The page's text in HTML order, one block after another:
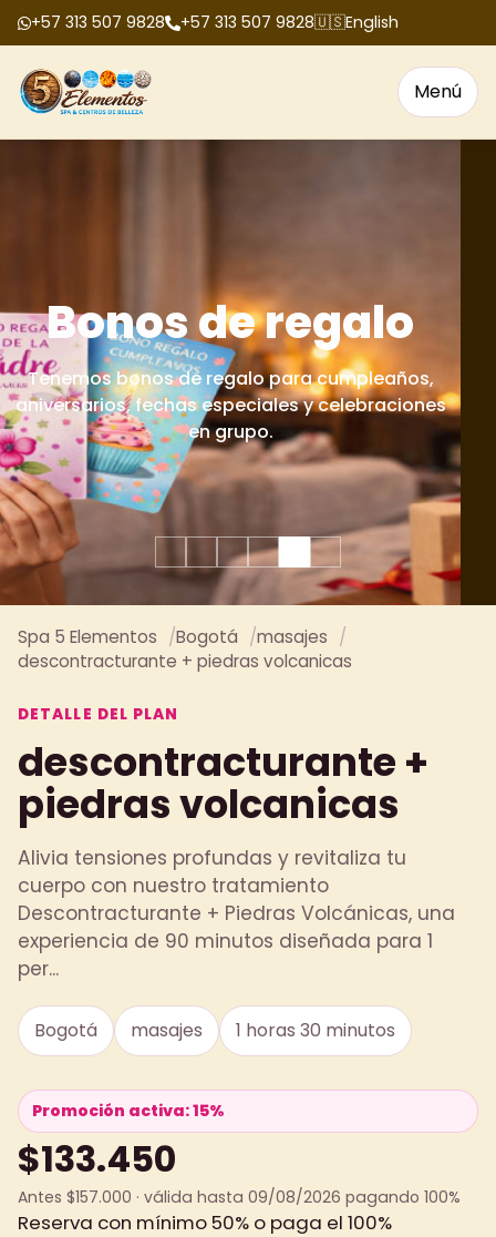
+57 313 507 9828 +57 313 507 9828🇺🇸English
Menú
Bonos de regalo
Tenemos bonos de regalo para cumpleaños,
aniversarios, fechas especiales y celebraciones
en grupo.
Spa 5 Elementos Bogotá
masajes
descontracturante + piedras volcanicas
DETALLE DEL PLAN
descontracturante +
piedras volcanicas
Alivia tensiones profundas y revitaliza tu
cuerpo con nuestro tratamiento
Descontracturante + Piedras Volcánicas, una
experiencia de 90 minutos diseñada para 1
per...
Bogotá masajes 1 horas 30 minutos
Promoción activa: 15%
$133.450
Antes $157.000 · válida hasta 09/08/2026 pagando 100%
Reserva con mínimo 50% o paga el 100%